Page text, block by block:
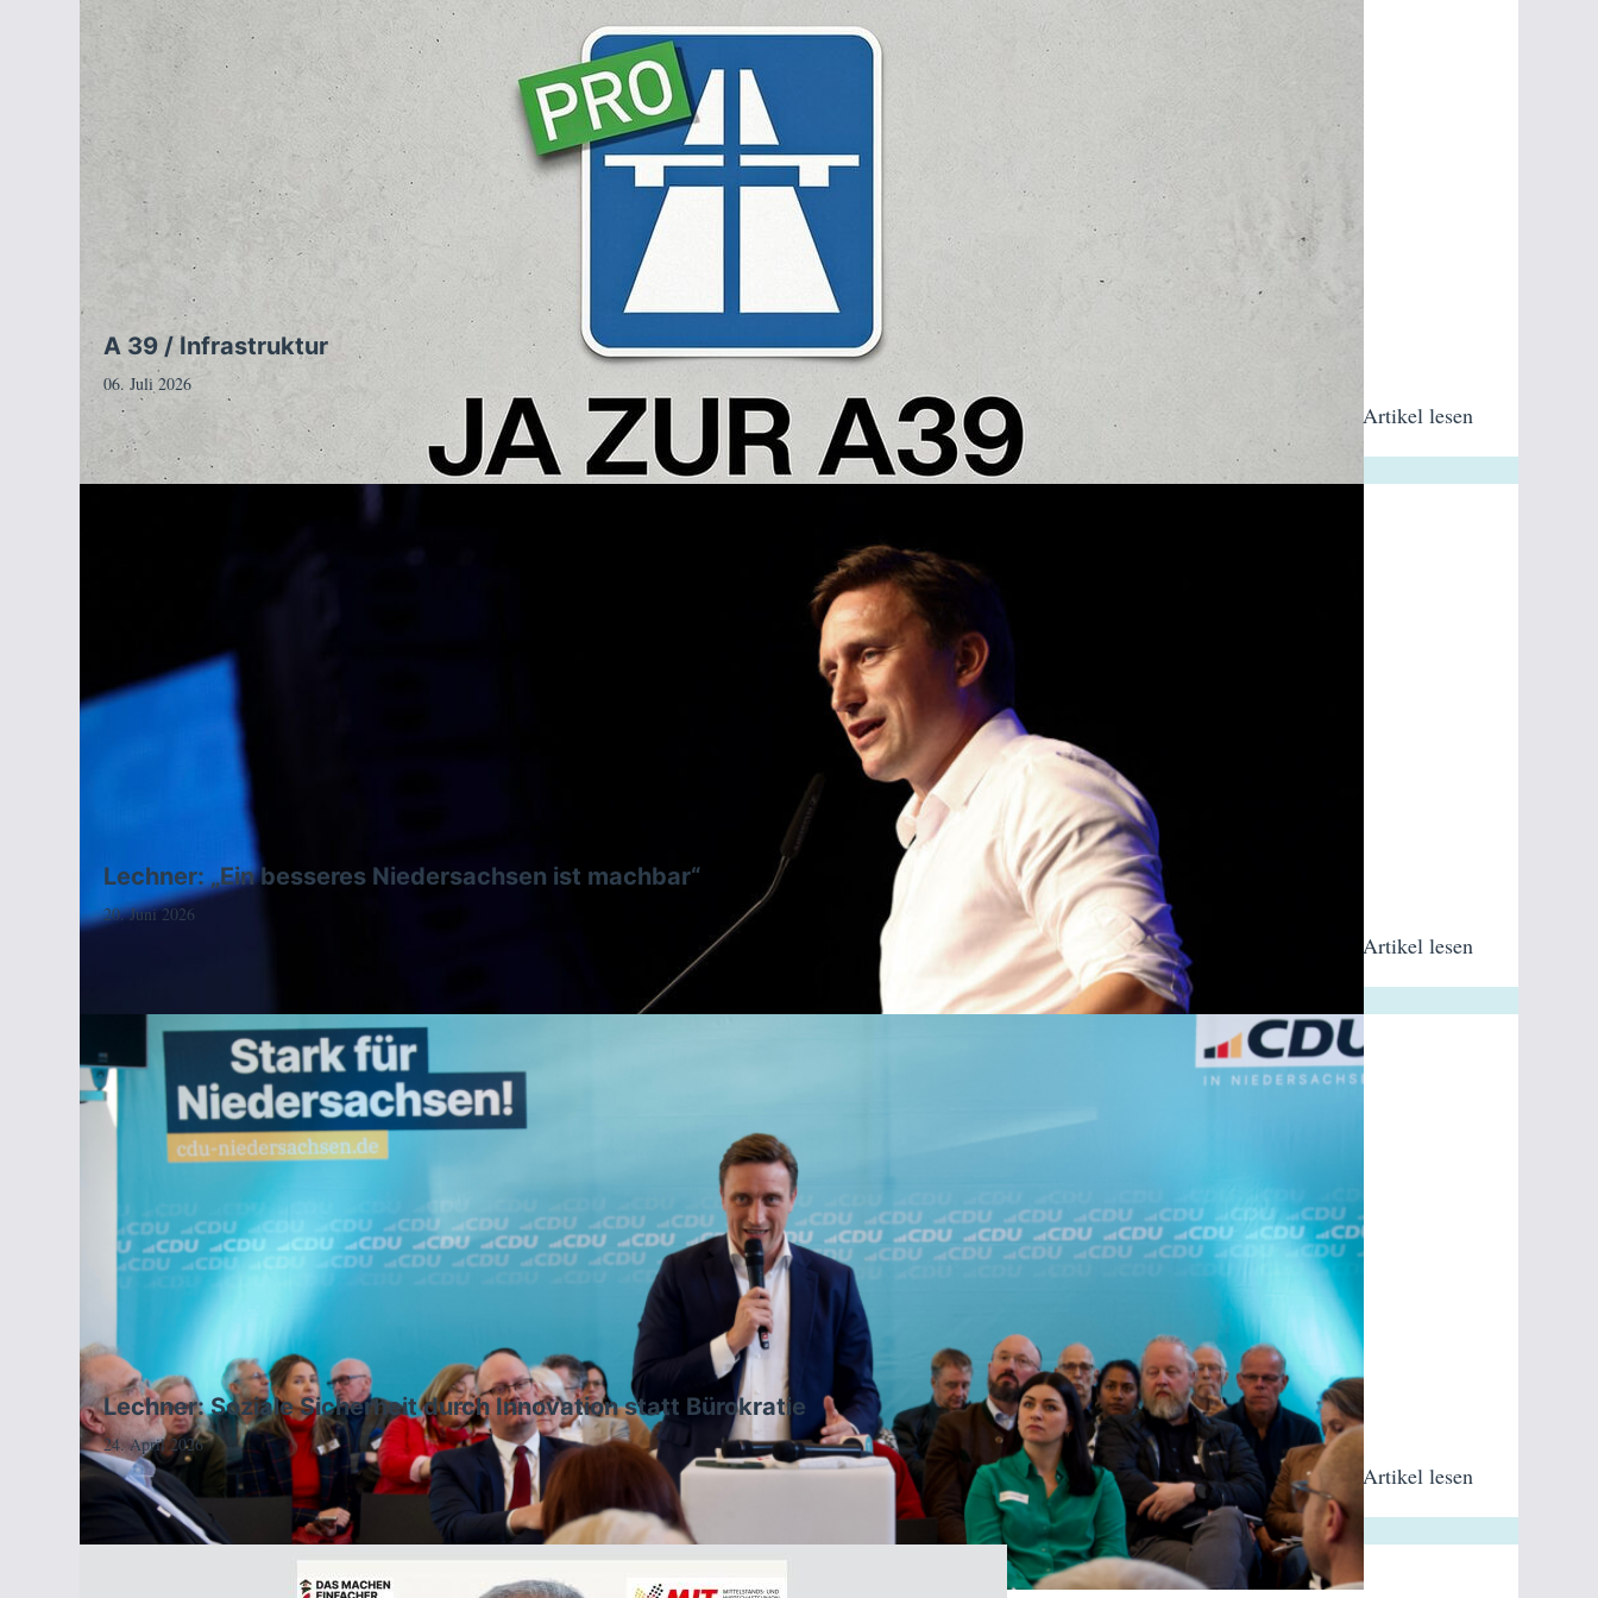
A 39 / Infrastruktur
06. Juli 2026
Artikel lesen
Lechner: „Ein besseres Niedersachsen ist machbar“
20. Juni 2026
Artikel lesen
Lechner: Soziale Sicherheit durch Innovation statt Bürokratie
24. April 2026
Artikel lesen